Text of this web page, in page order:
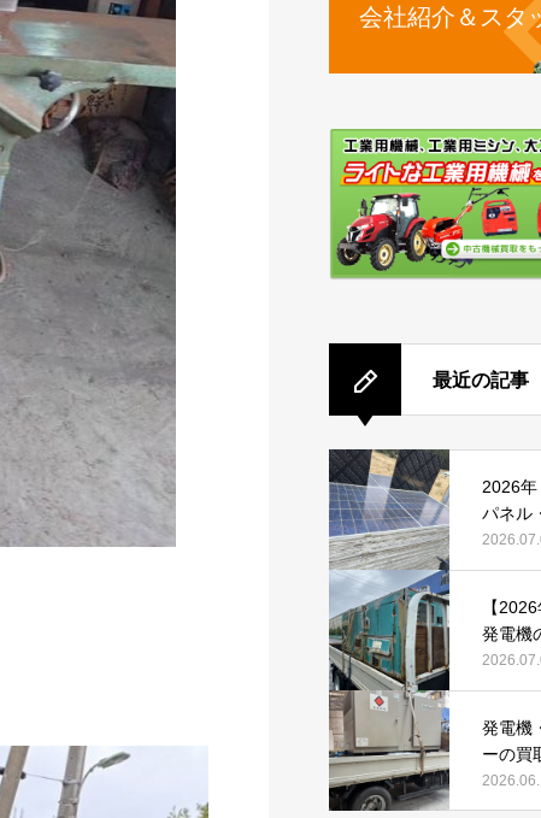
会社紹介＆スタ
最近の記事
2026
パネル
ィショ
料での
【
発電機
あり・
電機も
発電機
ーの買
NYO・
年6月